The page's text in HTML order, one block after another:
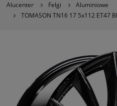
Alucenter Felgi
Aluminiowe
TOMASON TN16 17 5x112 ET47